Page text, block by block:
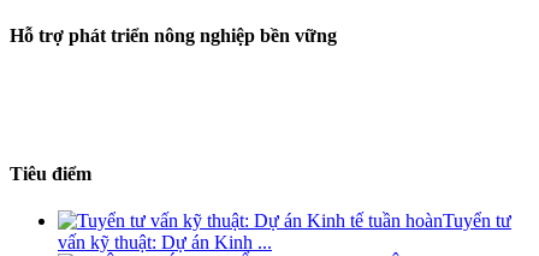
Hỗ trợ phát triển nông nghiệp bền vững
Tiêu điểm
Tuyển tư
vấn kỹ thuật: Dự án Kinh ...